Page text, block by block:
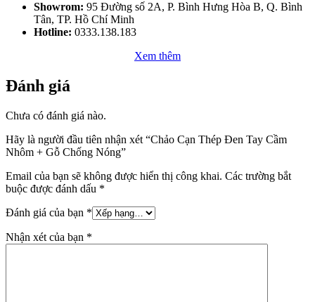
Showrom: 95 Đường số 2A, P. Bình Hưng Hòa B, Q. Bình
Tân, TP. Hồ Chí Minh
Hotline: 0333.138.183
Xem thêm
Đánh giá
Chưa có đánh giá nào.
Hãy là người đầu tiên nhận xét “Chảo Cạn Thép Đen Tay Cầm
Nhôm + Gỗ Chống Nóng”
Email của bạn sẽ không được hiển thị công khai. Các trường bắt
buộc được đánh dấu *
Đánh giá của bạn *
Nhận xét của bạn *